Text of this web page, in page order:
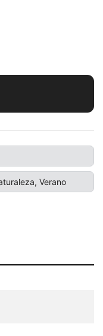
, Verano